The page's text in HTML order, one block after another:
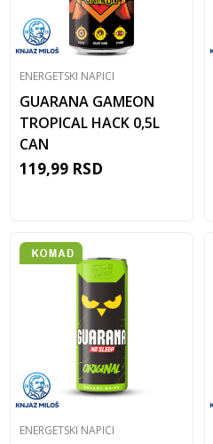
ENERGETSKI NAPICI
GUARANA GAMEON
TROPICAL HACK 0,5L
CAN
119,99 RSD
ENERGETSKI NAPICI